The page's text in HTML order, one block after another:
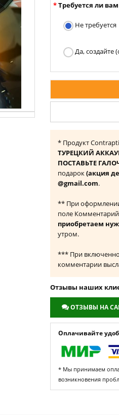
Требуется ли
Не требуется
Да, создайте
* Продукт
ТУРЕЦКИЙ
ПОСТАВЬТЕ
подарок(акция
@gmail.com.
** При
поле
приобретаем
утром.
*** При
комментарии
Отзывы наших
ОТЗЫВЫ НА
Оплачивайте
* Мы принимаем
возникновения